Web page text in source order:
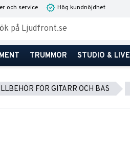
och service Hög kundnöjdhet
TRUMMOR STUDIO & LIVE
FÖR GITARR OCH BAS